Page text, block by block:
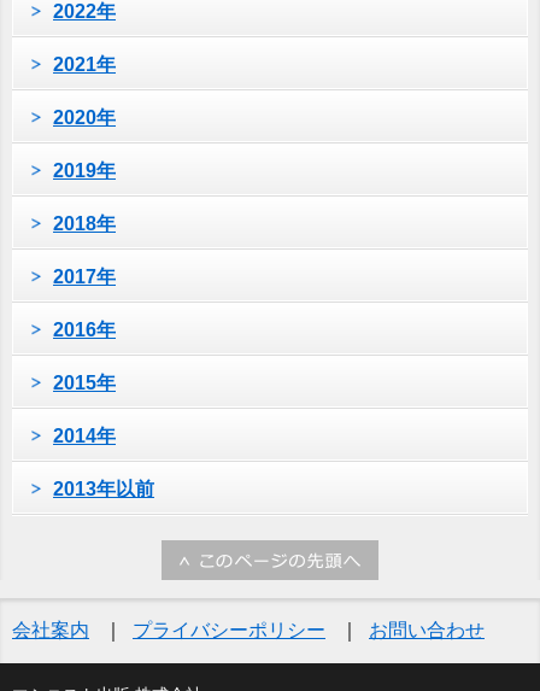
2022年
2021年
2020年
2019年
2018年
2017年
2016年
2015年
2014年
2013年以前
会社案内 プライバシーポリシー お問い合わせ